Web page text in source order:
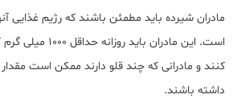
مادران شیرده باید مطمئن باشند که رژیم غذایی
است. این مادران
کنند و مادرانی که چند قلو دارند ممکن است
داشته باشند.